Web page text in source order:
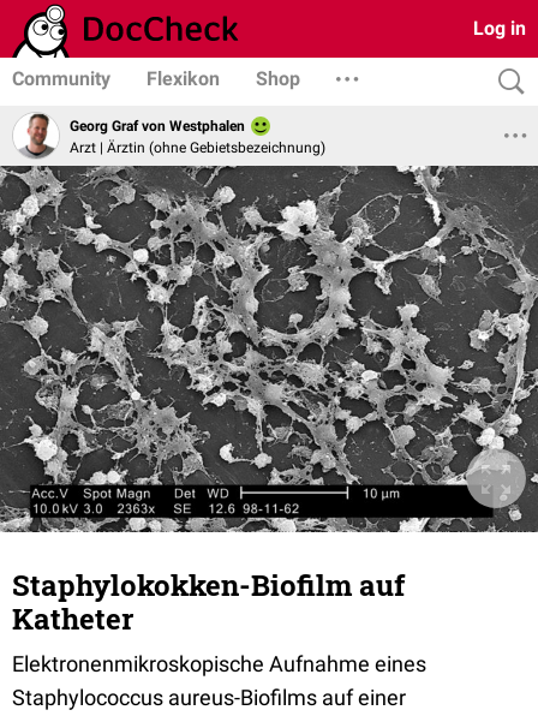
Log in
Community Flexikon Shop
Georg Graf von Westphalen
Arzt | Ärztin (ohne Gebietsbezeichnung)
Staphylokokken-Biofilm auf
Katheter
Elektronenmikroskopische Aufnahme eines
Staphylococcus aureus-Biofilms auf einer